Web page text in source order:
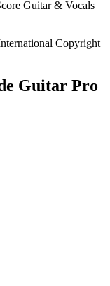
Copyright
Guitar Pro